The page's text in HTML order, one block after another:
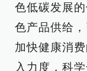
色低碳发展
色产品供给
加快健康消
入力度，科